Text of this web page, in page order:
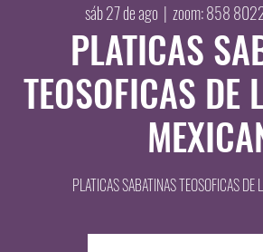
sáb 27 de ago
  |
zoom: 858
PLATICAS
TEOSOFICAS DE
PLATICAS SABATINAS TEOSOFICAS DE